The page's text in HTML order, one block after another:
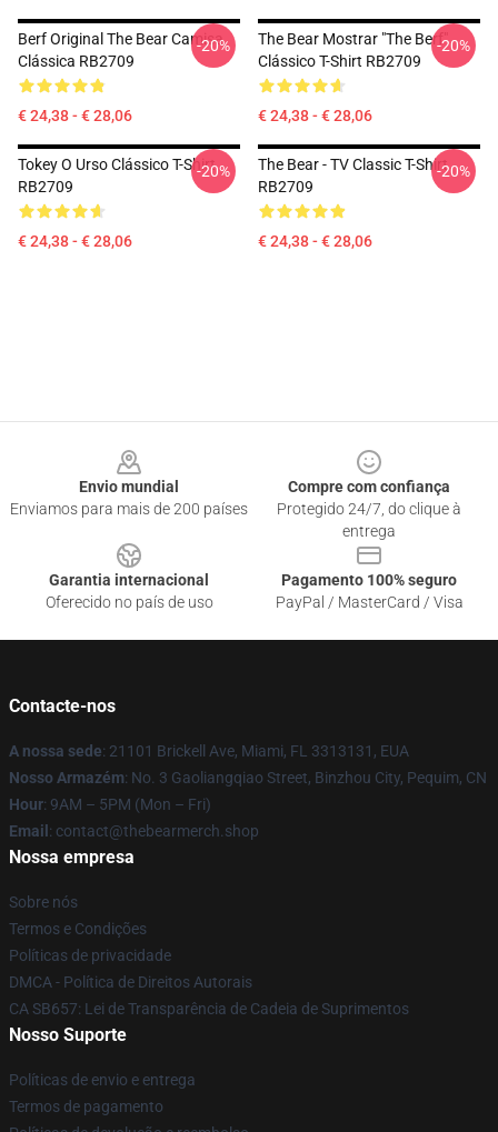
Berf Original The Bear Camisa
Clássica RB2709
€ 24,38 - € 28,06
-20%
The Bear Mostrar "The Berf"
Clássico T-Shirt RB2709
€ 24,38 - € 28,06
-20%
Tokey O Urso Clássico T-Shirt
RB2709
€ 24,38 - € 28,06
-20%
The Bear - TV Classic T-Shirt
RB2709
€ 24,38 - € 28,06
-20%
Envio mundial
Enviamos para mais de 200 países
Compre com confiança
Protegido 24/7, do clique à
entrega
Garantia internacional
Oferecido no país de uso
Pagamento 100% seguro
PayPal / MasterCard / Visa
Contacte-nos
A nossa sede: 21101 Brickell Ave, Miami, FL 3313131, EUA
Nosso Armazém: No. 3 Gaoliangqiao Street, Binzhou City, Pequim, CN
Hour: 9AM – 5PM (Mon – Fri)
Email : contact@thebearmerch.shop
Nossa empresa
Sobre nós
Termos e Condições
Políticas de privacidade
DMCA - Política de Direitos Autorais
CA SB657: Lei de Transparência de Cadeia de Suprimentos
Nosso Suporte
Políticas de envio e entrega
Termos de pagamento